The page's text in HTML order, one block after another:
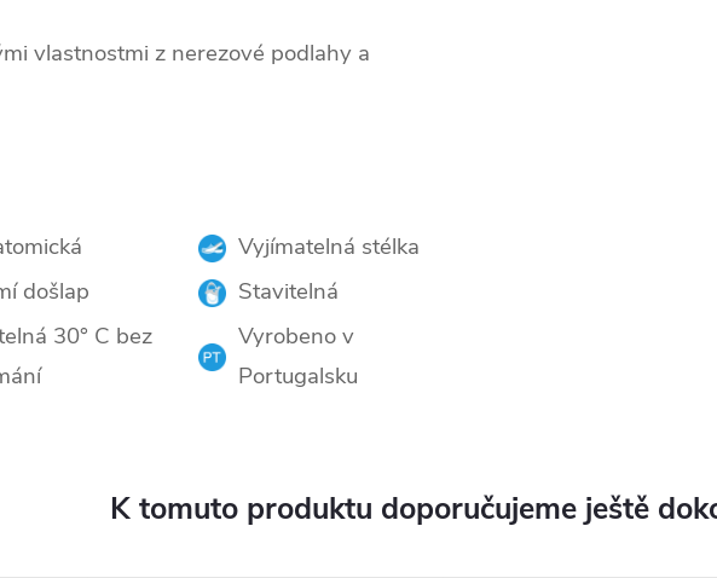
vlastnostmi z nerezové podlahy a
Vyjímatelná stélka
došlap Stavitelná
30° C bez
Vyrobeno v
Portugalsku
K tomuto produktu doporučujeme ještě